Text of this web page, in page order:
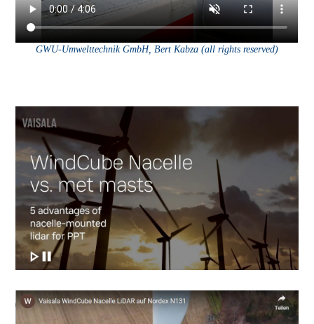
GWU-Umwelttechnik GmbH, Bert Kabza (all rights reserved)